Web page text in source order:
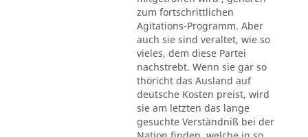
zum fortschrittlichen
Agitations-Programm. Aber
auch sie sind veraltet, wie so
vieles, dem diese Partei
nachstrebt. Wenn sie gar so
thöricht das Ausland auf
deutsche Kosten preist, wird
sie am letzten das lange
gesuchte Verständniß bei der